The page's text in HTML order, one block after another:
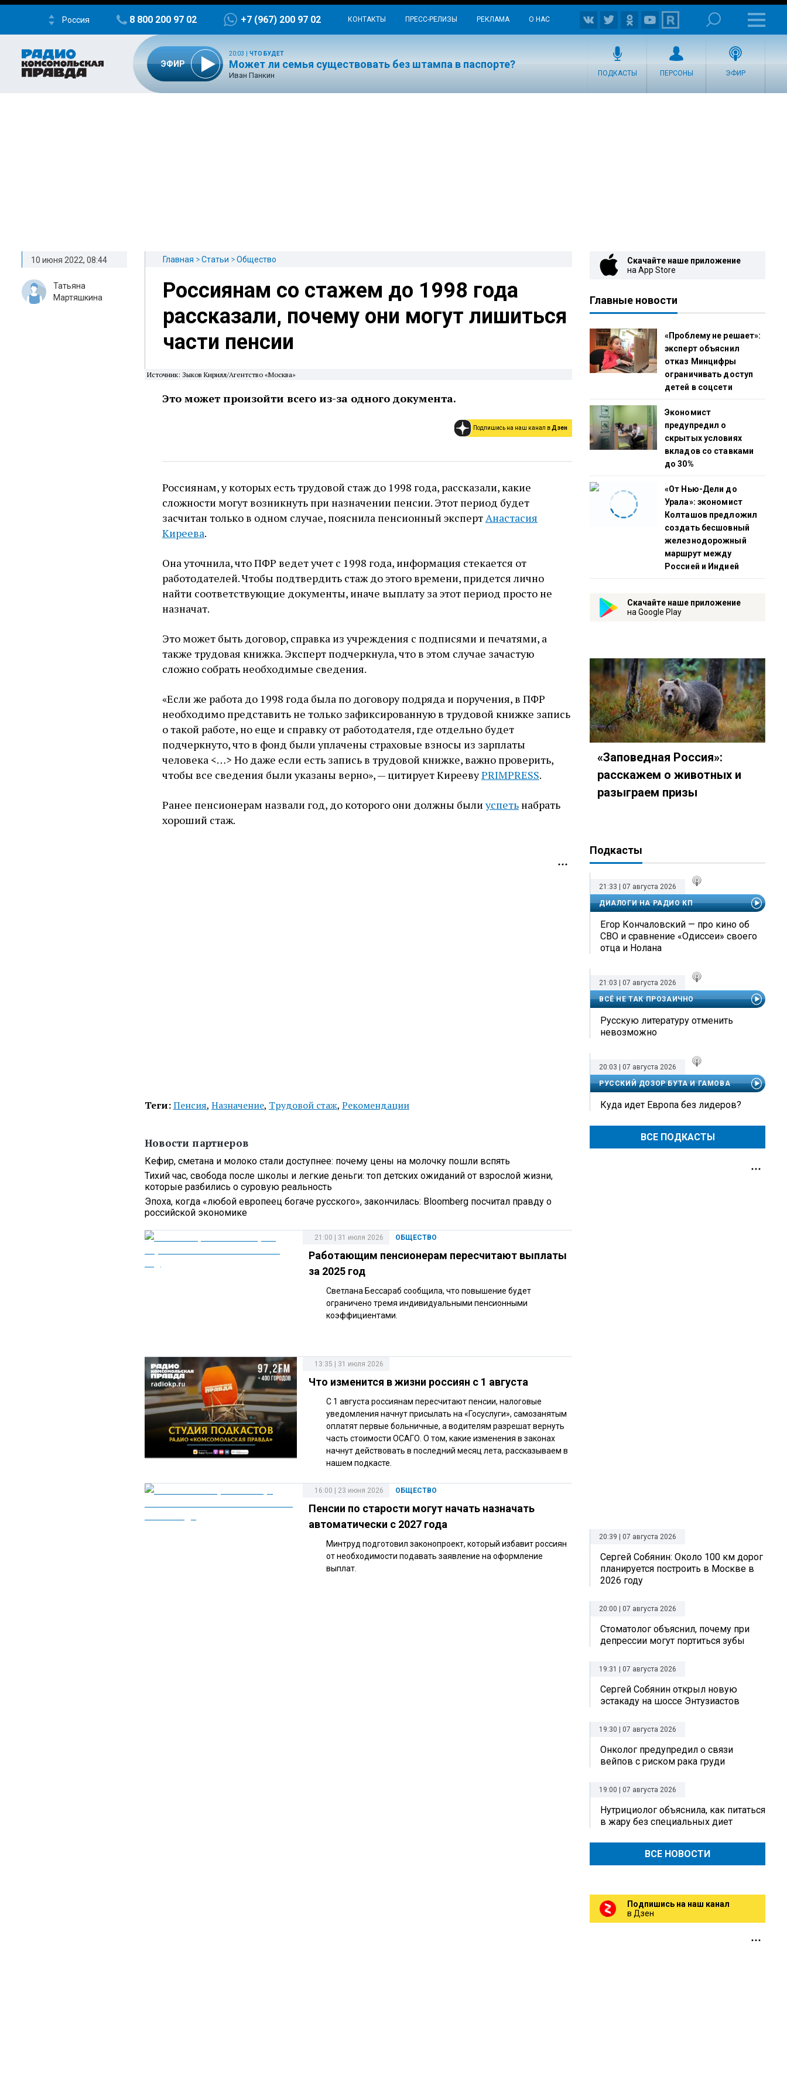
Россия 8 800 200 97 02 +7 (967) 200 97 02 КОНТАКТЫ ПРЕСС-РЕЛИЗЫ РЕКЛАМА О НАС
ЭФИР
20:03 ЧТО БУДЕТ
Может ли семья существовать без штампа в паспорте?
Иван Панкин ПОДКАСТЫ ПЕРСОНЫ ЭФИР
Главная Статьи Общество
Россиянам со стажем до 1998 года
рассказали, почему они могут лишиться
части пенсии
Источник: Зыков Кирилл/Агентство «Москва»
Это может произойти всего из-за одного документа.
Подпишись на наш канал вДзен
Россиянам, у которых есть трудовой стаж до 1998 года, рассказали, какие
сложности могут возникнуть при назначении пенсии. Этот период будет
засчитан только в одном случае, пояснила пенсионный экспертАнастасия
Киреева.
Она уточнила, что ПФР ведет учет с 1998 года, информация стекается от
работодателей. Чтобы подтвердить стаж до этого времени, придется лично
найти соответствующие документы, иначе выплату за этот период просто не
назначат.
Это может быть договор, справка из учреждения с подписями и печатями, а
также трудовая книжка. Эксперт подчеркнула, что в этом случае зачастую
сложно собрать необходимые сведения.
«Если же работа до 1998 года была по договору подряда и поручения, в ПФР
необходимо представить не только зафиксированную в трудовой книжке запись
о такой работе, но еще и справку от работодателя, где отдельно будет
подчеркнуто, что в фонд были уплачены страховые взносы из зарплаты
человека <…> Но даже если есть запись в трудовой книжке, важно проверить,
чтобы все сведения были указаны верно», — цитирует КиреевуPRIMPRESS.
Ранее пенсионерам назвали год, до которого они должны былиуспетьнабрать
хороший стаж.
10 июня 2022, 08:44
Татьяна
Мартяшкина
Теги:Пенсия, Назначение, Трудовой стаж, Рекомендации
Новости партнеров
Кефир, сметана и молоко стали доступнее: почему цены на молочку пошли вспять
Тихий час, свобода после школы и легкие деньги: топ детских ожиданий от взрослой жизни,
которые разбились о суровую реальность
Эпоха, когда «любой европеец богаче русского», закончилась: Bloomberg посчитал правду о
российской экономике
ОБЩЕСТВО
21:00 | 31 июля 2026
Работающим пенсионерам пересчитают выплаты
за 2025 год
Светлана Бессараб сообщила, что повышение будет
ограничено тремя индивидуальными пенсионными
коэффициентами.
13:35 | 31 июля 2026
Что изменится в жизни россиян с 1 августа
С 1 августа россиянам пересчитают пенсии, налоговые
уведомления начнут присылать на «Госуслуги», самозанятым
оплатят первые больничные, а водителям разрешат вернуть
часть стоимости ОСАГО. О том, какие изменения в законах
начнут действовать в последний месяц лета, рассказываем в
нашем подкасте.
ОБЩЕСТВО
16:00 | 23 июня 2026
Пенсии по старости могут начать назначать
автоматически с 2027 года
Минтруд подготовил законопроект, который избавит россиян
от необходимости подавать заявление на оформление
выплат.
Скачайте наше приложение
на App Store
Главные новости
«Проблему не решает»:
эксперт объяснил
отказ Минцифры
ограничивать доступ
детей в соцсети
Экономист
предупредил о
скрытых условиях
вкладов со ставками
до 30%
«От Нью-Дели до
Урала»: экономист
Колташов предложил
создать бесшовный
железнодорожный
маршрут между
Россией и Индией
Скачайте наше приложение
на Google Play
«Заповедная Россия»:
расскажем о животных и
разыграем призы
Подкасты
21:33 | 07 августа 2026
ДИАЛОГИ НА РАДИО КП
Егор Кончаловский — про кино об
СВО и сравнение «Одиссеи» своего
отца и Нолана
21:03 | 07 августа 2026
ВСЁ НЕ ТАК ПРОЗАИЧНО
Русскую литературу отменить
невозможно
20:03 | 07 августа 2026
РУССКИЙ ДОЗОР БУТА И ГАМОВА
Куда идет Европа без лидеров?
ВСЕ ПОДКАСТЫ
20:39 | 07 августа 2026
Сергей Собянин: Около 100 км дорог
планируется построить в Москве в
2026 году
20:00 | 07 августа 2026
Стоматолог объяснил, почему при
депрессии могут портиться зубы
19:31 | 07 августа 2026
Сергей Собянин открыл новую
эстакаду на шоссе Энтузиастов
19:30 | 07 августа 2026
Онколог предупредил о связи
вейпов с риском рака груди
19:00 | 07 августа 2026
Нутрициолог объяснила, как питаться
в жару без специальных диет
ВСЕ НОВОСТИ
Подпишись на наш канал
в Дзен